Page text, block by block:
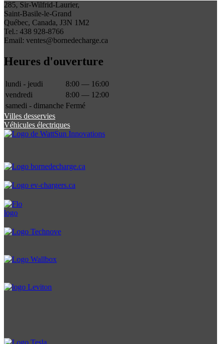
285, Sir-Wilfrid-Laurier,
Saint-Basile-le-Grand
Québec, Canada, J3N 1M2
Tel.: 438 928-8766
Email: ventes@bornedecharge.ca
Heures d'ouverture
lundi - jeudi
8:00 — 16:00
vendredi
8:00 — 12:00
samedi - dimanche Fermé
Villes desservies
Véhicules électriques